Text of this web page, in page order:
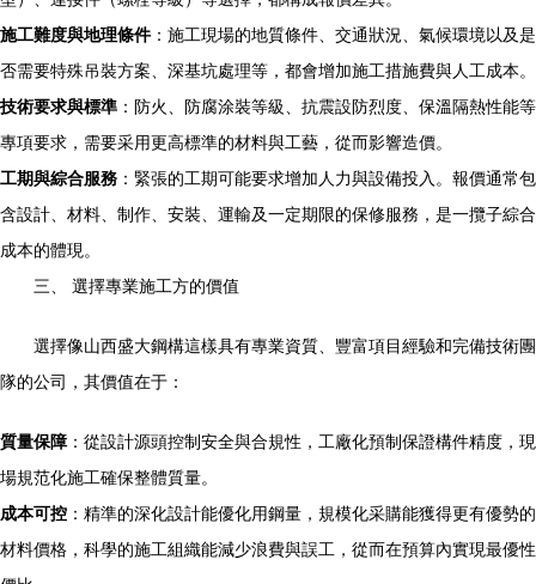
施工難度與地理條件：施工現場的地質條件、交通狀況、氣候環境以及是
否需要特殊吊裝方案、深基坑處理等，都會增加施工措施費與人工成本。
技術要求與標準 ：防火、防腐涂裝等級、抗震設防烈度、保溫隔熱性能等
專項要求，需要采用更高標準的材料與工藝，從而影響造價。
工期與綜合服務 ：緊張的工期可能要求增加人力與設備投入。報價通常包
含設計、材料、制作、安裝、運輸及一定期限的保修服務，是一攬子綜合
成本的體現。
三、 選擇專業施工方的價值
選擇像山西盛大鋼構這樣具有專業資質、豐富項目經驗和完備技術團
隊的公司，其價值在于：
質量保障 ：從設計源頭控制安全與合規性，工廠化預制保證構件精度，現
場規范化施工確保整體質量。
成本可控 ：精準的深化設計能優化用鋼量，規模化采購能獲得更有優勢的
材料價格，科學的施工組織能減少浪費與誤工，從而在預算內實現最優性